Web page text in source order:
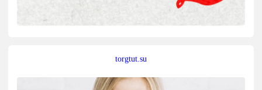
torgtut.su